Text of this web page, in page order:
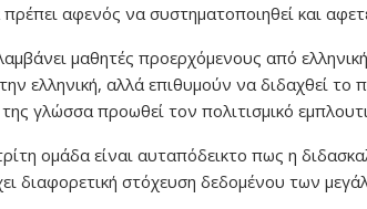
αφενός να συστηματοποιηθεί και
μαθητές προερχόμενους από
ελληνική, αλλά επιθυμούν να διδαχθεί το
γλώσσα προωθεί τον πολιτισμικό
ομάδα είναι αυταπόδεικτο πως η
διαφορετική στόχευση δεδομένου των